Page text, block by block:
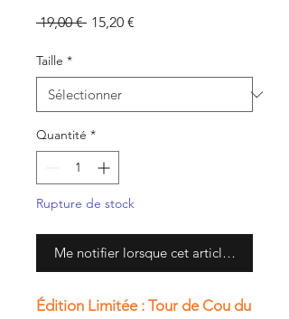
19,00 € Prix
15,20 €
Taille *
Quantité *
Rupture de stock
Me notifier lorsque cet article est
Édition Limitée : Tour de Cou du